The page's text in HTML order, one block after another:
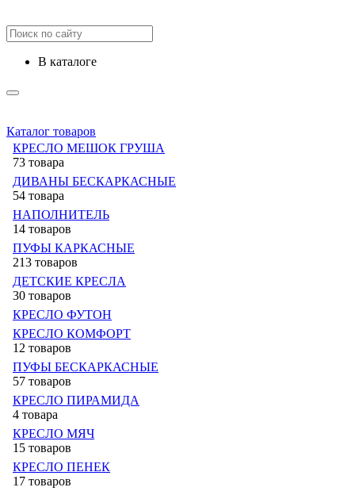
в каталоге
Каталог товаров
КРЕСЛО МЕШОК ГРУША
73 товара
ДИВАНЫ БЕСКАРКАСНЫЕ
54 товара
НАПОЛНИТЕЛЬ
14 товаров
ПУФЫ КАРКАСНЫЕ
213 товаров
ДЕТСКИЕ КРЕСЛА
30 товаров
КРЕСЛО ФУТОН
КРЕСЛО КОМФОРТ
12 товаров
ПУФЫ БЕСКАРКАСНЫЕ
57 товаров
КРЕСЛО ПИРАМИДА
4 товара
КРЕСЛО МЯЧ
15 товаров
КРЕСЛО ПЕНЕК
17 товаров